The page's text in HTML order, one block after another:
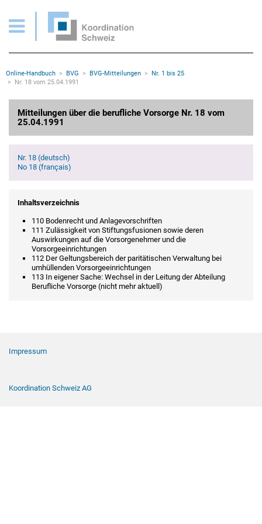
Wichtige Seiten
Home
Inhalt
Sitemap
Rootline Navigation
Online-Handbuch BVG BVG-Mitteilungen
Nr. 1 bis 25
Nr. 18 vom 25.04.1991
Mitteilungen über die berufliche Vorsorge Nr. 18 vom
25.04.1991
Nr. 18 (deutsch)
No 18 (français)
Inhaltsverzeichnis
110 Bodenrecht und Anlagevorschriften
111 Zulässigkeit von Stiftungsfusionen sowie deren
Auswirkungen auf die Vorsorgenehmer und die
Vorsorgeeinrichtungen
112 Der Geltungsbereich der paritätischen Verwaltung bei
umhüllenden Vorsorgeeinrichtungen
113 In eigener Sache: Wechsel in der Leitung der Abteilung
Berufliche Vorsorge (nicht mehr aktuell)
Impressum
Koordination Schweiz AG